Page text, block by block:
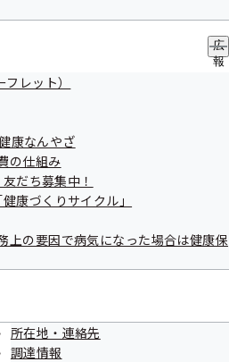
広
報
レット）
康なんやざ
の仕組み
だち募集中！
康づくりサイクル」
上の要因で病気になった場合は健康保
所在地・連絡先
調達情報
場合がございます。
担当者へ10月21日（火）正午
まで（土日祝日を除く）としま
選となることがあります）
撮りは、会議冒頭のみ可能で